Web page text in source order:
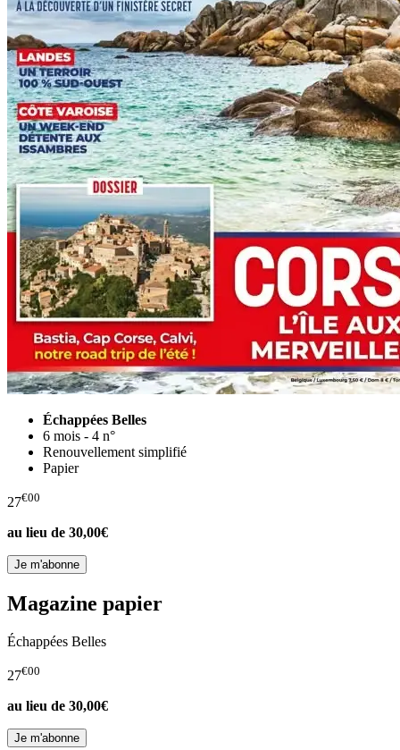
Échappées Belles
6 mois - 4 n°
Renouvellement simplifié
Papier
27€00
au lieu de 30,00€
Magazine papier
Échappées Belles
27€00
au lieu de 30,00€